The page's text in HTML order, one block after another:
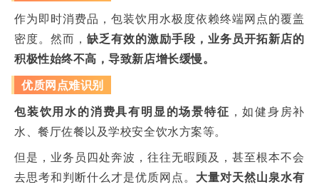
作为即时消费品，包装饮用水极度依赖终端网点的覆盖
密度。然而，缺乏有效的激励手段，业务员开拓新店的
积极性始终不高，导致新店增长缓慢。
优质网点难识别
包装饮用水的消费具有明显的场景特征 ，如健身房补
水、餐厅佐餐以及学校安全饮水方案等。
但是，业务员四处奔波，往往无暇顾及，甚至根本不会
去思考和判断什么才是优质网点 。 大量对天然山泉水有